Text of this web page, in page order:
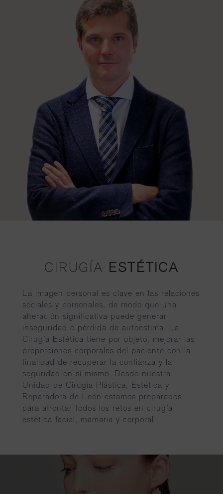
CIRUGÍA ESTÉTICA
La imagen personal es clave en las relaciones
sociales y personales, de modo que una
alteración significativa puede generar
inseguridad o pérdida de autoestima. La
Cirugía Estética tiene por objeto, mejorar las
proporciones corporales del paciente con la
finalidad de recuperar la confianza y la
seguridad en sí mismo. Desde nuestra
Unidad de Cirugía Plástica, Estética y
Reparadora de León estamos preparados
para afrontar todos los retos en cirugía
estética facial, mamaria y corporal.